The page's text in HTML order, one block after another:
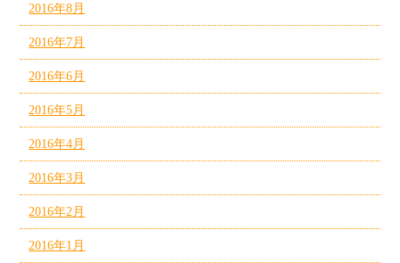
2016年8月
2016年7月
2016年6月
2016年5月
2016年4月
2016年3月
2016年2月
2016年1月